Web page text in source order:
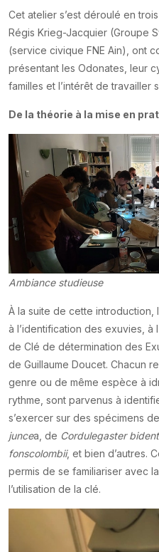
Cet atelier s’est déroulé en
Régis Krieg-Jacquier (Groupe
(service civique FNE Ain), ont
présentant les Odonates, leur
familles et l’intérêt de travailler
De la théorie à la mise en
Ambiance studieuse
À la suite de cette
à l’identification des exuvies, à
de Clé de détermination des
de Guillaume Doucet. Chacun
genre ou de même espèce à
rythme, sont parvenus à
s’exercer sur des spécimens de
juncea, de Cordulegaster
fonscolombii, et bien d’autres.
permis de se familiariser avec
l’utilisation de la clé.